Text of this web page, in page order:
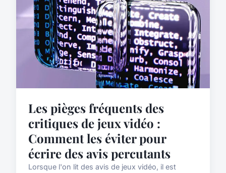
Les pièges fréquents des
critiques de jeux vidéo :
Comment les éviter pour
écrire des avis percutants
Lorsque l'on lit des avis de jeux vidéo, il est